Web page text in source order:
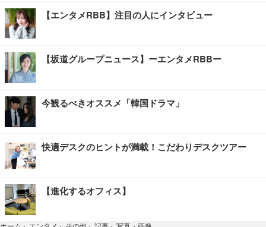
【エンタメRBB】注目の人にインタビュー
【坂道グループニュース】ーエンタメRBBー
今観るべきオススメ「韓国ドラマ」
快適デスクのヒントが満載！こだわりデスクツアー
【進化するオフィス】